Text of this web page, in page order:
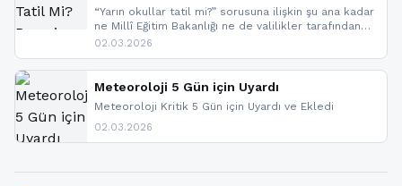
“Yarın okullar tatil mi?” sorusuna ilişkin şu ana kadar
ne Millî Eğitim Bakanlığı ne de valilikler tarafından
yapılmış resmi bir tatil açıklaması bulunmamaktadır.
paylaşacağız. En hızlı şekilde haberdar olmak için
sitemizi takip edebilir ve bildirimleri açabilirsiniz.
02.03.2026
Meteoroloji 5 Gün için Uyardı
Meteoroloji Kritik 5 Gün için Uyardı ve Ekledi
02.03.2026